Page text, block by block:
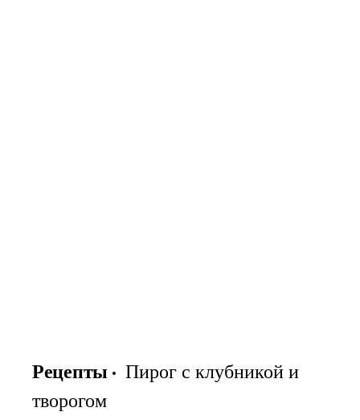
Рецепты
Пирог с клубникой и
творогом